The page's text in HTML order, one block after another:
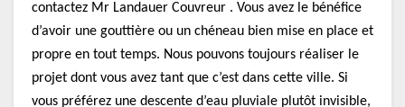
contactez Mr Landauer Couvreur . Vous avez le bénéfice
d’avoir une gouttière ou un chéneau bien mise en place et
propre en tout temps. Nous pouvons toujours réaliser le
projet dont vous avez tant que c’est dans cette ville. Si
vous préférez une descente d’eau pluviale plutôt invisible,